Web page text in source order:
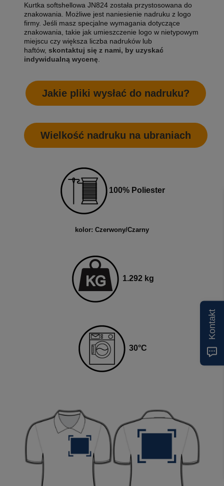
Kurtka softshellowa JN824 została przystosowana do
znakowania. Możliwe jest naniesienie nadruku z logo
firmy. Jeśli masz specjalne wymagania dotyczące
znakowania, takie jak umieszczenie logo w nietypowym
miejscu czy większa liczba nadruków lub
haftów, skontaktuj się z nami, by uzyskać
indywidualną wycenę
Jakie pliki wysłać do nadruku?
Wielkość nadruku na ubraniach
100% Poliester
kolor: Czerwony/Czarny
1.292 kg
30°C
Kontakt